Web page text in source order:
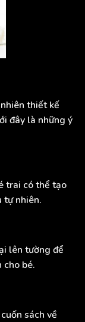
thiết kế
đây là những ý
trai có thể tạo
tự nhiên.
lên tường để
bé.
sách về